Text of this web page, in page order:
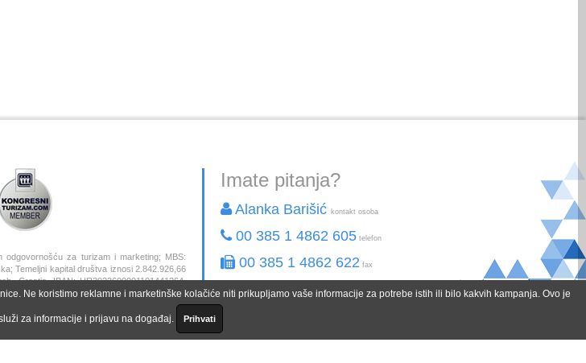
za turizam i marketing; MBS:
Temeljni kapital društva iznosi 2.842.926,66
Croatia, IBAN: HR3923600001101441264,
Imate pitanja?
Alanka Barišić kontakt osoba
00 385 1 4862 605 telefon
00 385 1 4862 622 fax
alanka.barisic@spektar-holidays.hremail
Ne koristimo reklamne i marketinške kolačiće niti prikupljamo vaše informacije za potrebe istih ili bilo kakvih kampanja. Ovo je
za informacije i prijavu na događaj. Prihvati